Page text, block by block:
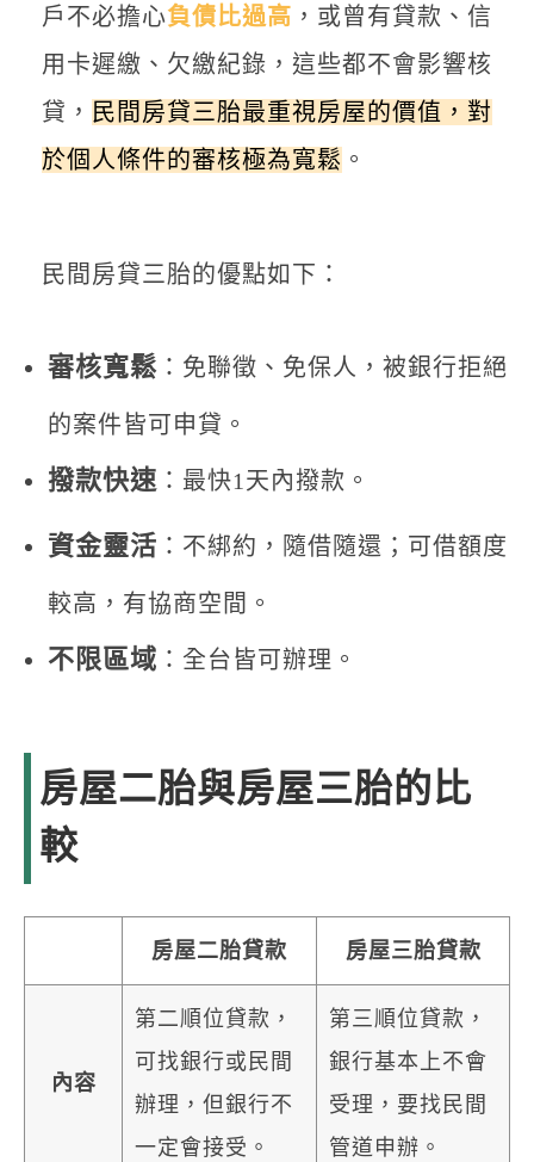
戶不必擔心負債比過高 ，或曾有貸款、信
用卡遲繳、欠繳紀錄，這些都不會影響核
貸， 民間房貸三胎最重視房屋的價值，對
於個人條件的審核極為寬鬆 。
民間房貸三胎的優點如下：
審核寬鬆 ：免聯徵、免保人，被銀行拒絕
的案件皆可申貸。
撥款快速 ：最快1天內撥款。
資金靈活 ：不綁約，隨借隨還；可借額度
較高，有協商空間。
不限區域 ：全台皆可辦理。
房屋二胎與房屋三胎的比
較
房屋二胎貸款 房屋三胎貸款
內容
第二順位貸款，
可找銀行或民間
辦理，但銀行不
一定會接受。
第三順位貸款，
銀行基本上不會
受理，要找民間
管道申辦。